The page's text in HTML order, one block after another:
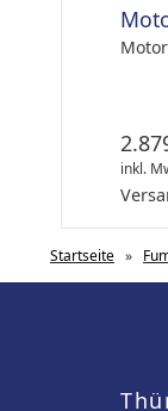
inkl.
Startseite »